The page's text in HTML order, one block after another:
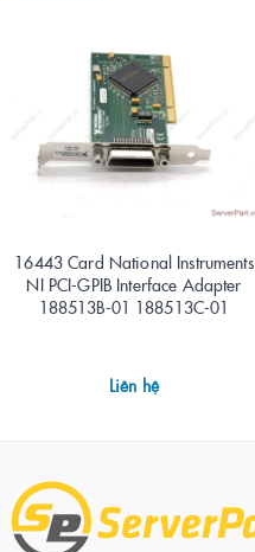
16443 Card National Instruments
NI PCI-GPIB Interface Adapter
188513B-01 188513C-01
Liên hệ